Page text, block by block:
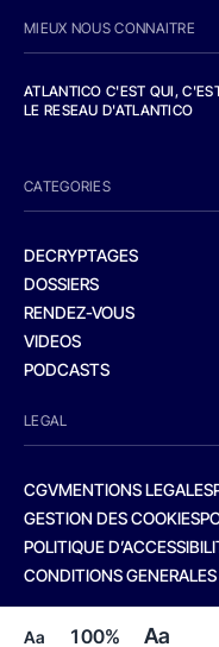
Aa 100% Aa
MIEUX NOUS CONNAITRE
ATLANTICO C'EST QUI,
LE RESEAU D'ATLANTICO
CATEGORIES
DECRYPTAGES
DOSSIERS
RENDEZ-VOUS
VIDEOS
PODCASTS
LEGAL
CGVMENTIONS LEGALES
GESTION DES COOKIES
POLITIQUE
CONDITIONS